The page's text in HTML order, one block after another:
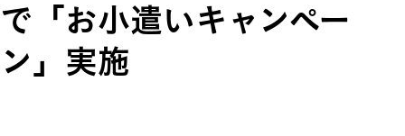
で「お小遣いキャンペー
ン」実施